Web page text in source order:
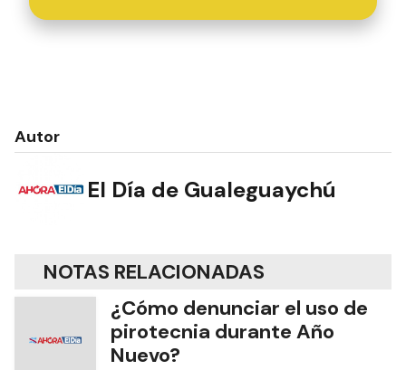
Autor
El Día de Gualeguaychú
NOTAS RELACIONADAS
¿Cómo denunciar el uso de
pirotecnia durante Año
Nuevo?